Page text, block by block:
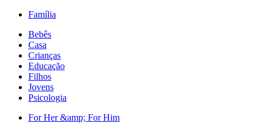
Família
Bebês
Casa
Crianças
Educação
Filhos
Jovens
Psicologia
For Her &amp; For Him